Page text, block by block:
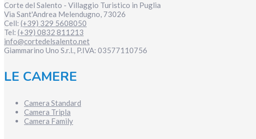
Corte del Salento - Villaggio Turistico in Puglia
Via Sant'Andrea Melendugno, 73026
Cell: (+39) 329 5608050
Tel: (+39) 0832 811213
info@cortedelsalento.net
Giammarino Uno S.r.l., P.IVA: 03577110756
LE CAMERE
Camera Standard
Camera Tripla
Camera Family